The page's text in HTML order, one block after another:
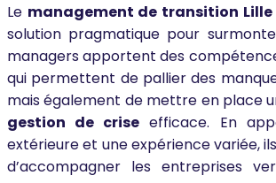
Le management de transition Lille
solution pragmatique pour
managers apportent des
qui permettent de pallier des
mais également de mettre en place
gestion de crise efficace. En
extérieure et une expérience variée,
d’accompagner les entreprises